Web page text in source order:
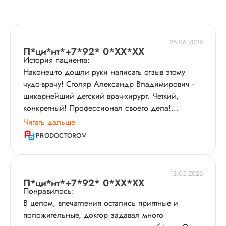
26.06.2026
П*ци*нт*+7*92* 0*XX*XX
История пациента:
Наконец-то дошли руки написать отзыв этому
чудо-врачу! Столяр Александр Владимирович -
шикарнейший детский врач-хирург. Четкий,
конкретный! Профессионал своего дела!
Рекомендую однозначно! Хочу выразить слова
благодарности и сказать спасибо, что быстро
прооперировали моего сынишку (вовремя
обнаруженные и пролеченные в детстве болячки
- это здоровое взрослое поколение!). Пришли
на консультацию в январе 2021 с сыном 9 лет к
врачу-хирургу с подозрением на грыжу,
визуально выпирал сильно пупок. Врач
внимательно осмотрел ребенка и сказал, что есть
Читать дальше
PRODOCTOROV
13.05.2026
П*ци*нт*+7*92* 0*XX*XX
Понравилось:
В целом, впечатления остались приятные и
положительные, доктор задавал много